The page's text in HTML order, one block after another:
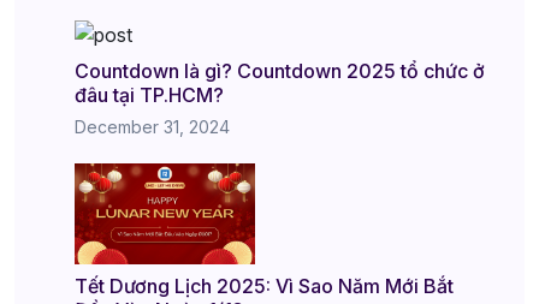
Countdown là gì? Countdown 2025 tổ chức ở
đâu tại TP.HCM?
December 31, 2024
Tết Dương Lịch 2025: Vì Sao Năm Mới Bắt